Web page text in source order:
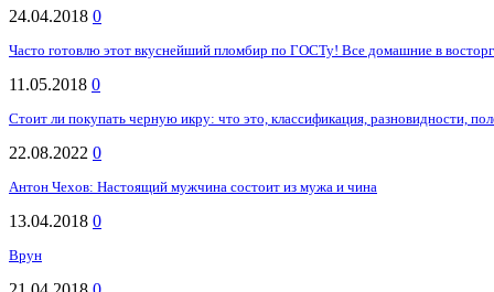
24.04.2018 0
Часто готовлю этот вкуснейший пломбир по ГОСТу! Все домашние в
11.05.2018 0
Стоит ли покупать черную икру: что это, классификация, разновидности,
22.08.2022 0
Антон Чехов: Настоящий мужчина состоит из мужа и чина
13.04.2018 0
Врун